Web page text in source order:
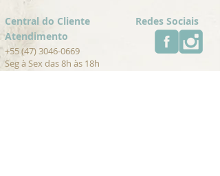
Central do Cliente
Redes Sociais
Atendimento
+55 (47) 3046-0669
Seg à Sex das 8h às 18h